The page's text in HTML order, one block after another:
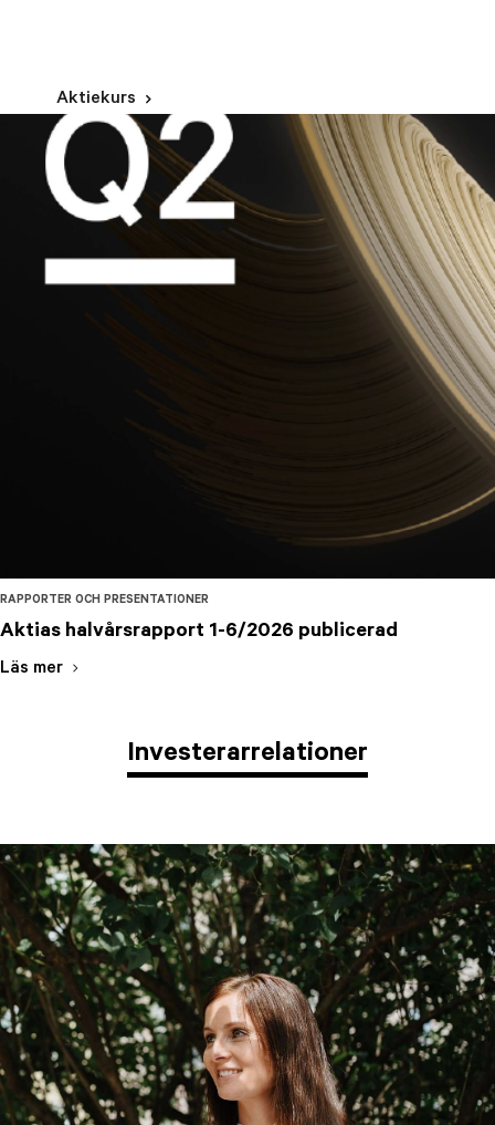
Aktiekurs
RAPPORTER OCH PRESENTATIONER
Aktias halvårsrapport 1-6/2026 publicerad
Läs mer
Investerarrelationer